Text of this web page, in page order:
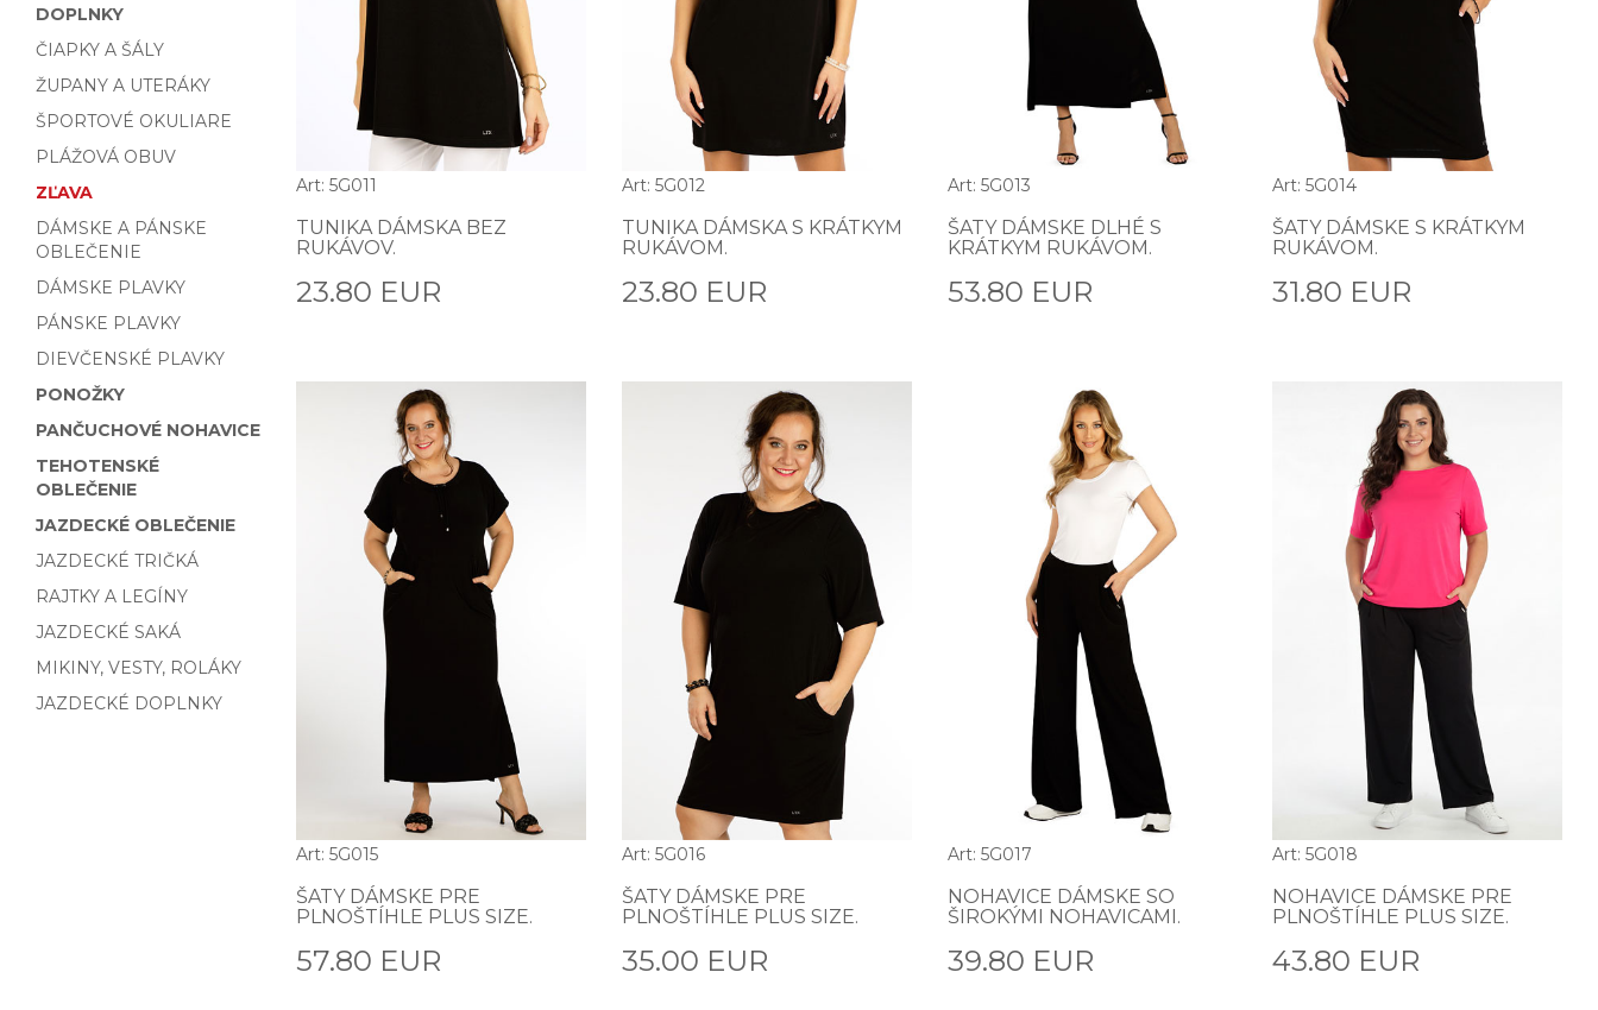
DOPLNKY
ČIAPKY A ŠÁLY
ŽUPANY A UTERÁKY
ŠPORTOVÉ OKULIARE
PLÁŽOVÁ OBUV
ZĽAVA
DÁMSKE A PÁNSKE
OBLEČENIE
DÁMSKE PLAVKY
PÁNSKE PLAVKY
DIEVČENSKÉ PLAVKY
PONOŽKY
PANČUCHOVÉ NOHAVICE
TEHOTENSKÉ
OBLEČENIE
JAZDECKÉ OBLEČENIE
JAZDECKÉ TRIČKÁ
RAJTKY A LEGÍNY
JAZDECKÉ SAKÁ
MIKINY, VESTY, ROLÁKY
JAZDECKÉ DOPLNKY
Art: 5G011
TUNIKA DÁMSKA BEZ
RUKÁVOV.
23.80 EUR
Art: 5G012
TUNIKA DÁMSKA S KRÁTKYM
RUKÁVOM.
23.80 EUR
Art: 5G013
ŠATY DÁMSKE DLHÉ S
KRÁTKYM RUKÁVOM.
53.80 EUR
Art: 5G014
ŠATY DÁMSKE S KRÁTKYM
RUKÁVOM.
31.80 EUR
Art: 5G015
ŠATY DÁMSKE PRE
PLNOŠTÍHLE PLUS SIZE.
57.80 EUR
Art: 5G016
ŠATY DÁMSKE PRE
PLNOŠTÍHLE PLUS SIZE.
35.00 EUR
Art: 5G017
NOHAVICE DÁMSKE SO
ŠIROKÝMI NOHAVICAMI.
39.80 EUR
Art: 5G018
NOHAVICE DÁMSKE PRE
PLNOŠTÍHLE PLUS SIZE.
43.80 EUR